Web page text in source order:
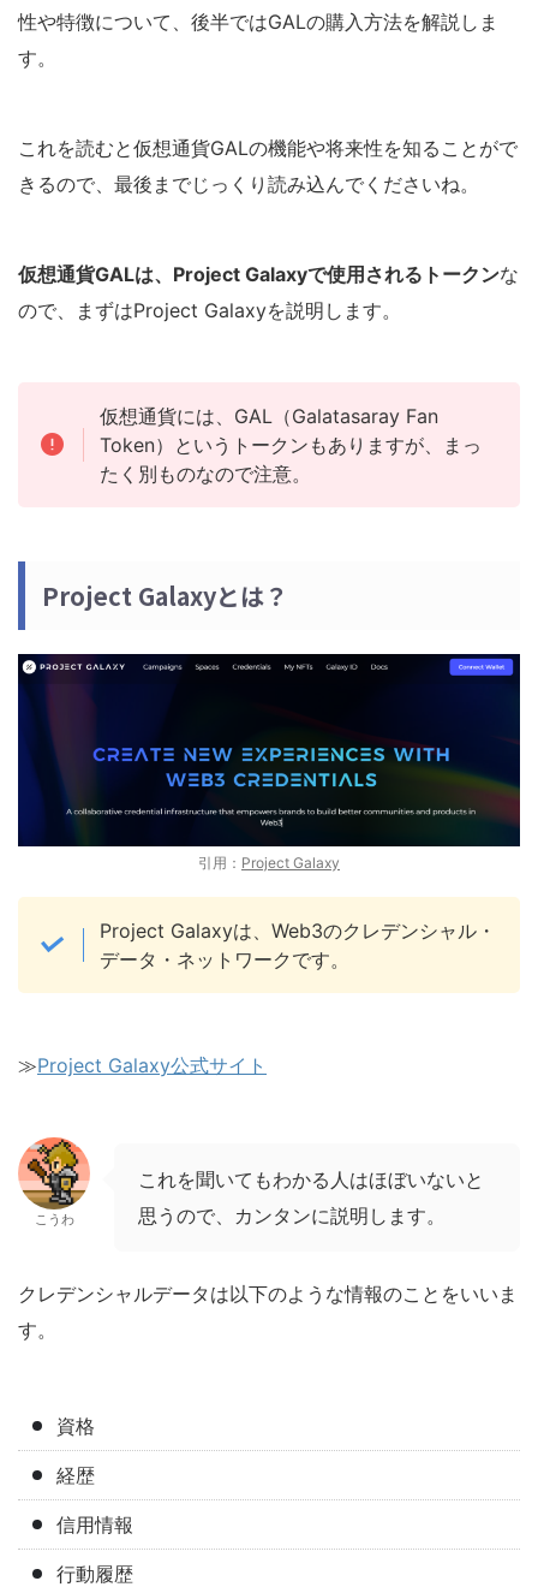
性や特徴について、後半ではGALの購入方法を解説しま
す。
これを読むと仮想通貨GALの機能や将来性を知ることがで
きるので、最後までじっくり読み込んでくださいね。
仮想通貨GALは、Project Galaxyで使用されるトークンな
ので、まずはProject Galaxyを説明します。
仮想通貨には、GAL（Galatasaray Fan
Token）というトークンもありますが、まっ
たく別ものなので注意。
Project Galaxyとは？
引用： Project Galaxy
Project Galaxyは、Web3のクレデンシャル・
データ・ネットワークです。
≫Project Galaxy公式サイト
こうわ
これを聞いてもわかる人はほぼいないと
思うので、カンタンに説明します。
クレデンシャルデータは以下のような情報のことをいいま
す。
資格
経歴
信用情報
行動履歴